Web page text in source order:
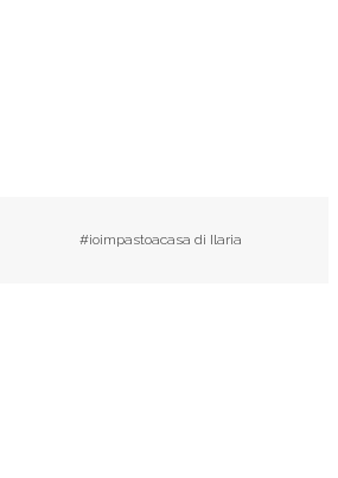
#ioimpastoacasa di Ilaria